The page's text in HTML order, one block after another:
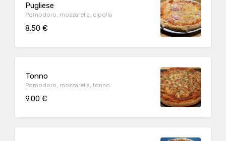
Pugliese
Pomodoro, mozzarella, cipolla
8.50 €
Tonno
Pomodoro, mozzarella, tonno
9.00 €